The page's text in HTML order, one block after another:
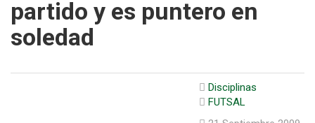
partido y es puntero en
soledad
Disciplinas
FUTSAL